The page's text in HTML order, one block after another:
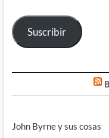
electrónico
Suscribir
John Byrne y sus cosas